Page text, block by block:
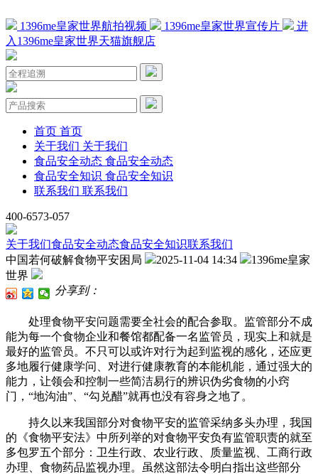
1396me皇家世界航拍视频 1396me皇家世界宣传片
进
入1396me皇家世界天猫旗舰店
首页 首页
关于我们 关于我们
食品安全动态 食品安全动态
食品安全知识 食品安全知识
联系我们 联系我们
400-6573-057
关于我们食品安全动态食品安全知识联系我们
中国若何破解食物平安困局
2025-11-04 14:34
1396me皇家
世界
分享到：
处理食物平安问题需要全社会的配合参取。监管部分不成
能为每一个食物企业和餐馆都配备一名监管员，现实上和就是
最好的监管员。不只可以或许对行为起到监视的感化，还应更
多地履行健康学问、对进行健康教育的本能机能，通过强大的
能力，让领会和控制一些简洁易行的辨识伪劣食物的小窍
门，“地沟油”、“勾兑醋”就再也没有容身之地了。
持久以来我国部分对食物平安的监管采纳多头办理，我国
的《食物平安法》中所列举的对食物平安负有监管职责的就至
多包罗五个部分：卫生行政、农业行政、质量监视、工商行政
办理、食物药品监视办理。虽然这部法令明白指出这些部分